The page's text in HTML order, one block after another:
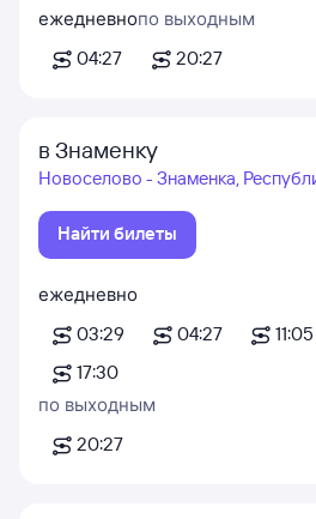
ежедневно
04:27
по выходным
20:27
в Знаменку
Новоселово - Знаменка,
Найти билеты
ежедневно
03:29
04:27 11:05
17:30
по выходным
20:27